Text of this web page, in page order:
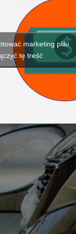
marketing pliki
tę treść